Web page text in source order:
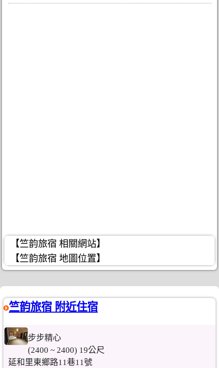
【竺韵旅宿 相關網站】
【竺韵旅宿 地圖位置】
竺韵旅宿 附近住宿
步步精心
(2400 ~ 2400) 19公尺
延和里東鄉路11巷11號